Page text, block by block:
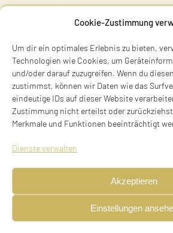
Cookie-Zustimmung
Um dir ein optimales Erlebnis zu bieten,
Technologien wie Cookies, um
und/oder darauf zuzugreifen. Wenn du
zustimmst, können wir Daten wie das
eindeutige IDs auf dieser Website
Zustimmung nicht erteilst oder
Merkmale und Funktionen beeinträchtigt
Dienste verwalten
Akzeptieren
Einstellungen
unsere Gedenkarbeit
unterstützen?
Unterstütz uns!
Terry Swartzberg
Tel. +49 89 411 54 771
Mobil +49 170 473 3572